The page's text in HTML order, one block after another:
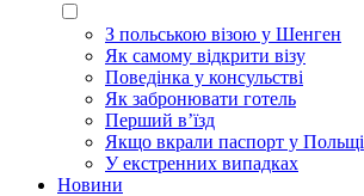
З польською візою у Шенген
Як самому відкрити візу
Поведінка у консульстві
Як забронювати готель
Перший в’їзд
Якщо вкрали паспорт у Польщі
У екстренних випадках
Новини